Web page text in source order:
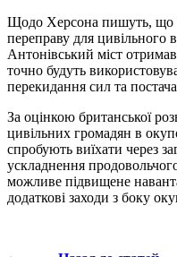
Щодо Херсона пишуть, що
переправу для цивільного
Антонівський міст
точно будуть
перекидання сил та
За оцінкою британської
цивільних громадян в
спробують виїхати через
ускладнення
можливе підвищене
додаткові заходи з боку